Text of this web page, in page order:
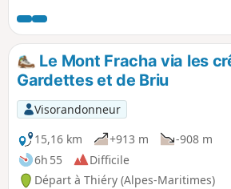
d'admirer les alpages.
Le Mont Fracha via les
Gardettes et de Briu
Visorandonneur
15,16 km
+913 m
-908 m
6h 55
Difficile
Départ à Thiéry (Alpes-Maritimes)